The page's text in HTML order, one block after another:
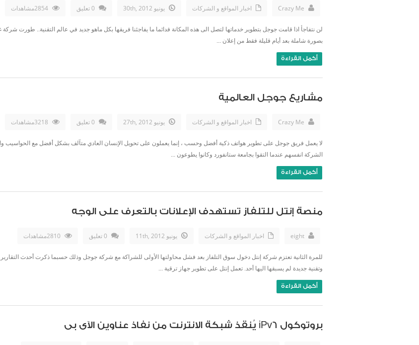
Crazy Me اخبار المواقع و الشركات يونيو 30th, 2012 0 تعليق 2854مشاهدات
لن نتفاجأ اذا قامت جوجل بتطوير خدماتها لتصل الى هذه المكانة فدائما ما يفاجئنا فريقها بكل ماهو جديد في عالم التقنية.. طورت
بصورة شاملة بعد أيام قليلة فقط من إعلان ...
أكمل القراءة
مشاريع جوجل العالمية
Crazy Me اخبار المواقع و الشركات يونيو 27th, 2012 0 تعليق
لا يعمل فريق جوجل على تطوير هواتف ذكية أفضل وحسب ، إنما يعملون على تحويل الإنسان العادي متآلف بشكل أفضل مع الحواسيب
الشركة انفسهم عندما التقوا بجامعة ستانفورد وكانوا يطوعون ...
أكمل القراءة
منصة إنتل للتلفاز تستهدف الإعلانات بالتعرف على الوجه
eight اخبار المواقع و الشركات يونيو 11th, 2012 0 تعليق
للمرة الثانية تعتزم شركة إنتل دخول سوق التلفاز بعد فشل محاولتها الأولى للشراكة مع شركة جوجل وذلك حسبما ذكرت أحدث التقارير
وتقنية جديدة لم يسبقها اليها أحد. تعمل إنتل على تطوير جهاز ترقية ...
أكمل القراءة
بروتوكول iPv6 يُنقذ شبكة الانترنت من نفاذ عناوين الآى بى